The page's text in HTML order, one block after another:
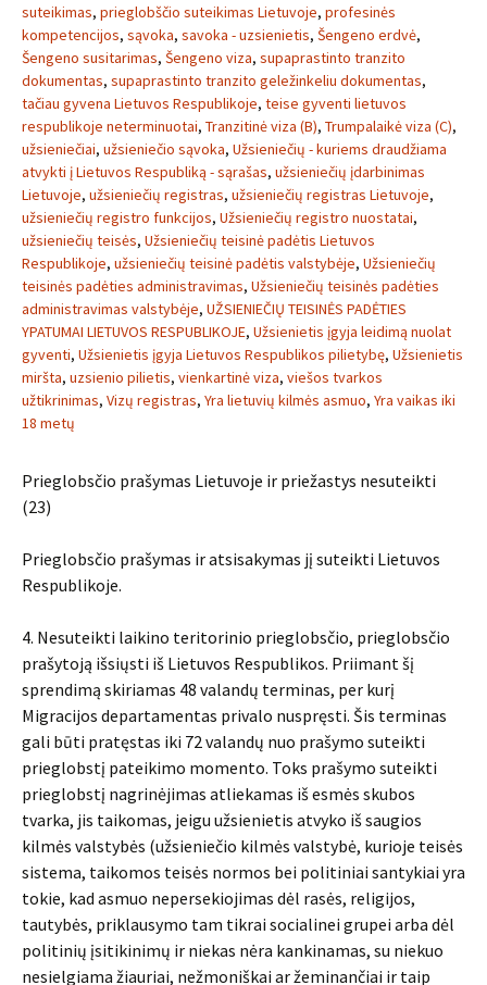
suteikimas, prieglobščio suteikimas Lietuvoje, profesinės
kompetencijos, sąvoka, savoka - uzsienietis, Šengeno erdvė,
Šengeno susitarimas, Šengeno viza, supaprastinto tranzito
dokumentas, supaprastinto tranzito geležinkeliu dokumentas,
tačiau gyvena Lietuvos Respublikoje, teise gyventi lietuvos
respublikoje neterminuotai, Tranzitinė viza (B), Trumpalaikė viza (C),
užsieniečiai, užsieniečio sąvoka, Užsieniečių - kuriems draudžiama
atvykti į Lietuvos Respubliką - sąrašas, užsieniečių įdarbinimas
Lietuvoje, užsieniečių registras, užsieniečių registras Lietuvoje,
užsieniečių registro funkcijos, Užsieniečių registro nuostatai,
užsieniečių teisės, Užsieniečių teisinė padėtis Lietuvos
Respublikoje, užsieniečių teisinė padėtis valstybėje, Užsieniečių
teisinės padėties administravimas, Užsieniečių teisinės padėties
administravimas valstybėje, UŽSIENIEČIŲ TEISINĖS PADĖTIES
YPATUMAI LIETUVOS RESPUBLIKOJE, Užsienietis įgyja leidimą nuolat
gyventi, Užsienietis įgyja Lietuvos Respublikos pilietybę, Užsienietis
miršta, uzsienio pilietis, vienkartinė viza, viešos tvarkos
užtikrinimas, Vizų registras, Yra lietuvių kilmės asmuo, Yra vaikas iki
18 metų
Prieglobsčio prašymas Lietuvoje ir priežastys nesuteikti
(23)
Prieglobsčio prašymas ir atsisakymas jį suteikti Lietuvos
Respublikoje.
4. Nesuteikti laikino teritorinio prieglobsčio, prieglobsčio
prašytoją išsiųsti iš Lietuvos Respublikos. Priimant šį
sprendimą skiriamas 48 valandų terminas, per kurį
Migracijos departamentas privalo nuspręsti. Šis terminas
gali būti pratęstas iki 72 valandų nuo prašymo suteikti
prieglobstį pateikimo momento. Toks prašymo suteikti
prieglobstį nagrinėjimas atliekamas iš esmės skubos
tvarka, jis taikomas, jeigu užsienietis atvyko iš saugios
kilmės valstybės (užsieniečio kilmės valstybė, kurioje teisės
sistema, taikomos teisės normos bei politiniai santykiai yra
tokie, kad asmuo nepersekiojimas dėl rasės, religijos,
tautybės, priklausymo tam tikrai socialinei grupei arba dėl
politinių įsitikinimų ir niekas nėra kankinamas, su niekuo
nesielgiama žiauriai, nežmoniškai ar žeminančiai ir taip